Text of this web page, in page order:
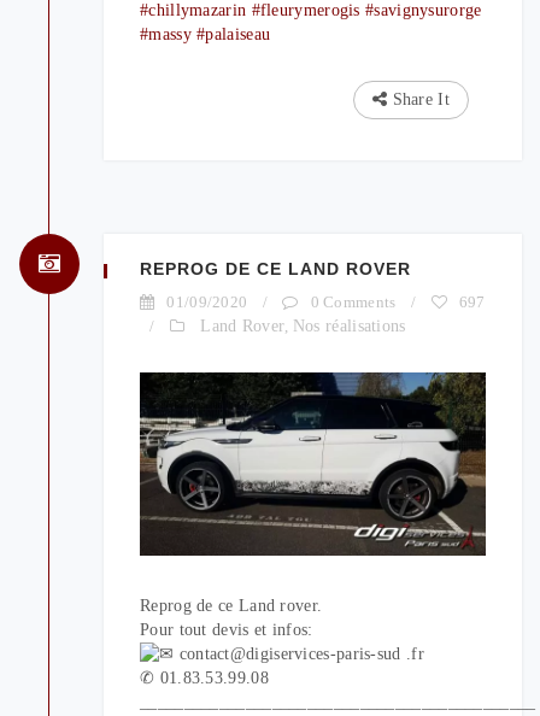
#chillymazarin #fleurymerogis #savignysurorge
#massy #palaiseau
Share It
REPROG DE CE LAND ROVER
01/09/2020 / 0 Comments /
697
/
Land Rover, Nos réalisations
Reprog de ce Land rover.
Pour tout devis et infos:
contact@digiservices-paris-sud .fr
✆ 01.83.53.99.08